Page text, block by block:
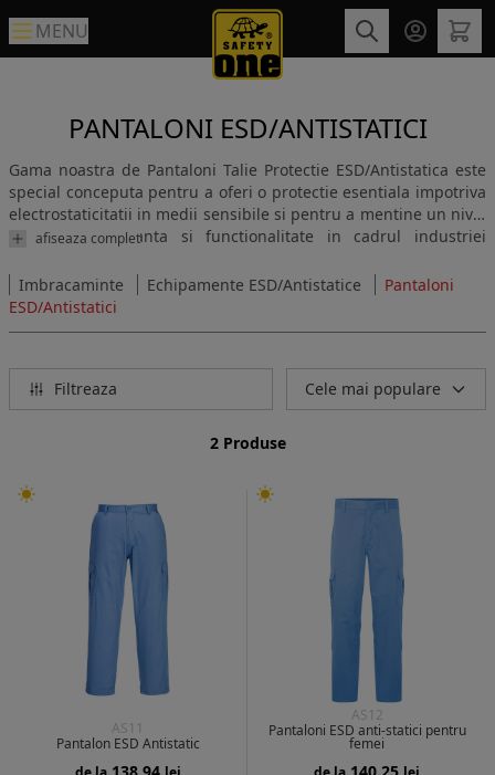
MENU
PANTALONI ESD/ANTISTATICI
Gama noastra de Pantaloni Talie Protectie ESD/Antistatica este
special conceputa pentru a oferi o protectie esentiala impotriva
electrostaticitatii in medii sensibile si pentru a mentine un nivel
optim de siguranta si functionalitate in cadrul industriei
crucial. Pantalonii nostri talie pentru Protectie ESD/Antistatica
sun fabricati din materiale speciale care impiedica acumularea
electrostaticitate.
afiseaza complet
Imbracaminte Echipamente ESD/Antistatice
Pantaloni
ESD/Antistatici
Filtreaza Cele mai populare
2 Produse
AS11
Pantalon ESD Antistatic
AS12
Pantaloni ESD anti-statici pentru
femei